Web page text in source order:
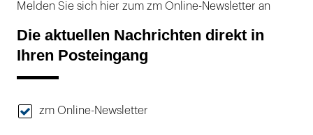
Melden Sie sich hier zum zm Online-Newsletter an
Die aktuellen Nachrichten direkt in
Ihren Posteingang
zm Online-Newsletter